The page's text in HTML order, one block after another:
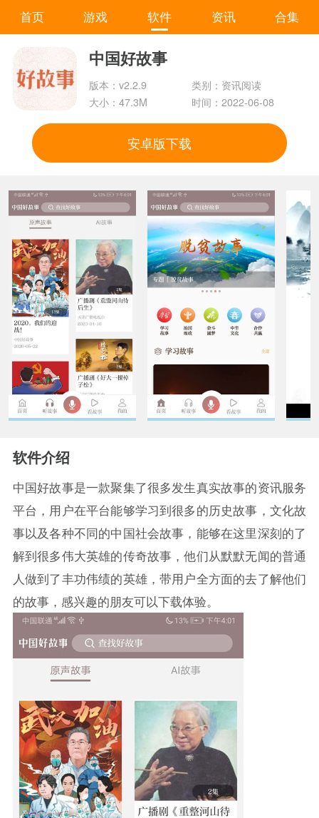
首页 游戏 软件 资讯 合集
中国好故事
版本：v2.2.9
类别：资讯阅读
大小：47.3M
时间：2022-06-08
安卓版下载
软件介绍
中国好故事是一款聚集了很多发生真实故事的资讯服务
平台，用户在平台能够学习到很多的历史故事，文化故
事以及各种不同的中国社会故事，能够在这里深刻的了
解到很多伟大英雄的传奇故事，他们从默默无闻的普通
人做到了丰功伟绩的英雄，带用户全方面的去了解他们
的故事，感兴趣的朋友可以下载体验。